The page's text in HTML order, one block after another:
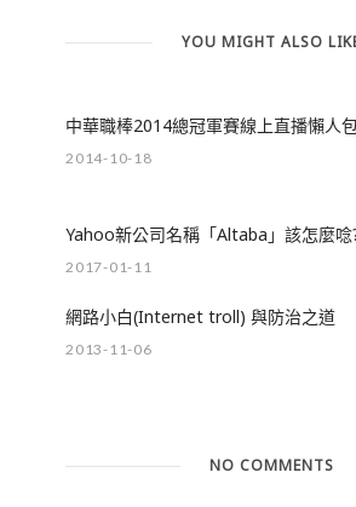
YOU MIGHT ALSO
中華職棒2014總冠軍賽線上直播懶人
2014-10-18
Yahoo新公司名稱「Altaba」該怎麼唸
2017-01-11
網路小白(Internet troll) 與防治之道
2013-11-06
NO COMMENTS